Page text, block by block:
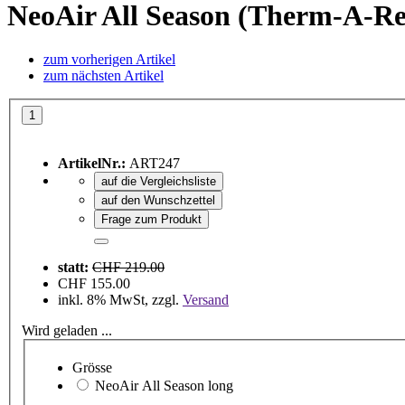
NeoAir All Season (Therm-A-
zum vorherigen Artikel
zum nächsten Artikel
ArtikelNr.: ART247
auf die Vergleichsliste
auf den Wunschzettel
Frage zum Produkt
statt: CHF 219.00
CHF 155.00
inkl. 8% MwSt, zzgl. Versand
Wird geladen ...
Grösse
NeoAir All Season long